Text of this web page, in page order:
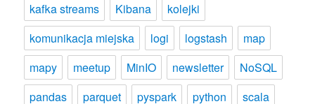
kafka streams
Kibana
kolejki
komunikacja miejska
logi logstash
map
mapy
meetup MinIO newsletter
NoSQL
pandas
parquet pyspark python
scala